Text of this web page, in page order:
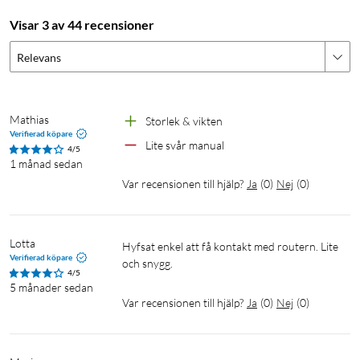
Nätverksportar: 1x WAN/LAN och 1x LAN
SIM-kortplats: NANO-SIM
Mått: 132x110.5x210 mm
Visar 3 av 44 recensioner
Relevans
Mathias
Verifierad köpare
4/5
1 månad sedan
Storlek & vikten
Lite svår manual
Var recensionen till hjälp? Ja (0) Nej (0)
Lotta
Verifierad köpare
4/5
5 månader sedan
Hyfsat enkel att få kontakt med routern. Lite
och snygg.
Var recensionen till hjälp? Ja (0) Nej (0)